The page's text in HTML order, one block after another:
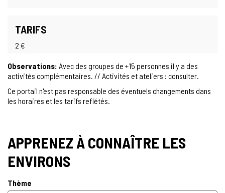
TARIFS
2 €
Observations: Avec des groupes de +15 personnes il y a des
activités complémentaires. // Activités et ateliers : consulter.
Ce portail n'est pas responsable des éventuels changements dans
les horaires et les tarifs reflétés.
APPRENEZ À CONNAÎTRE LES
ENVIRONS
Thème